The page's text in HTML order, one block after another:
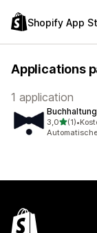
Shopify App
Applications
1 application
3,0étoile(s)
(1)
1 avis au total
•